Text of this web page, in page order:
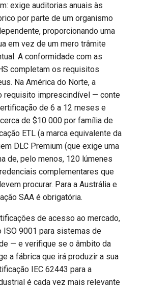
exige auditorias anuais às
por parte de um organismo
proporcionando uma
em vez de um mero trâmite
A conformidade com as
completam os requisitos
Na América do Norte, a
requisito imprescindível — conte
de 6 a 12 meses e
de $10 000 por família de
ETL (a marca equivalente da
DLC Premium (que exige uma
de, pelo menos, 120 lúmenes
complementares que
procurar. Para a Austrália e
SAA é obrigatória.
de acesso ao mercado,
ISO 9001 para sistemas de
— e verifique se o âmbito da
a fábrica que irá produzir a sua
IEC 62443 para a
é cada vez mais relevante